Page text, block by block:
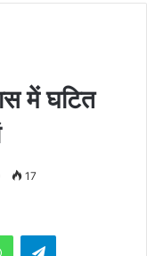
में घटित
17
WhatsAppTelegram